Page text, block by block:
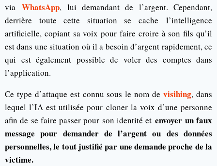
viaWhatsApp, lui demandant de l’argent. Cependant,
derrière toute cette situation se cache l’intelligence
artificielle, copiant sa voix pour faire croire à son fils qu’il
est dans une situation où il a besoin d’argent rapidement, ce
qui est également possible de voler des comptes dans
l’application.
Ce type d’attaque est connu sous le nom devisihing, dans
lequel l’IA est utilisée pour cloner la voix d’une personne
afin de se faire passer pour son identité etenvoyer un faux
message pour demander de l’argent ou des données
personnelles, le tout justifié par une demande proche de la
victime.